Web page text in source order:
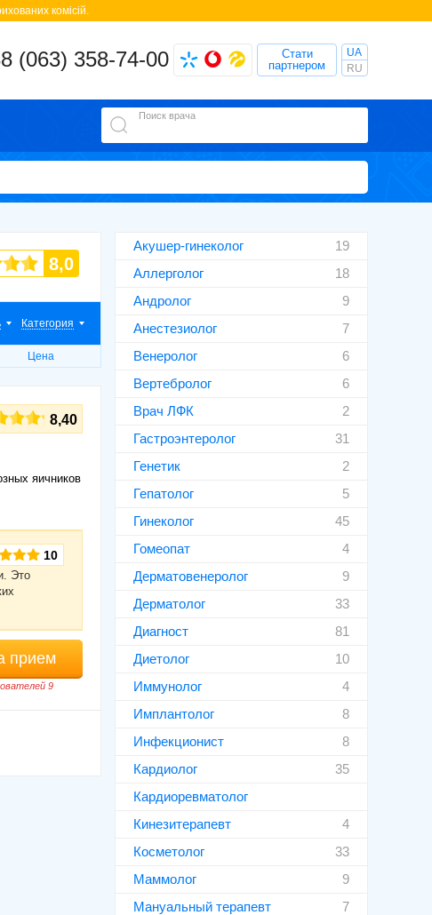
комісій.
(063) 358-74-00
Стати
партнером
UA
RU
Поиск врача
8,0
Категория
Цена
8,40
яичников
10
Это
прием
9
Акушер-гинеколог
19
Аллерголог
18
Андролог
9
Анестезиолог
7
Венеролог
6
Вертебролог
6
Врач ЛФК
2
Гастроэнтеролог
31
Генетик
2
Гепатолог
5
Гинеколог
45
Гомеопат
4
Дерматовенеролог
9
Дерматолог
33
Диагност
81
Диетолог
10
Иммунолог
4
Имплантолог
8
Инфекционист
8
Кардиолог
35
Кардиоревматолог
Кинезитерапевт
4
Косметолог
33
Маммолог
9
Мануальный терапевт
7